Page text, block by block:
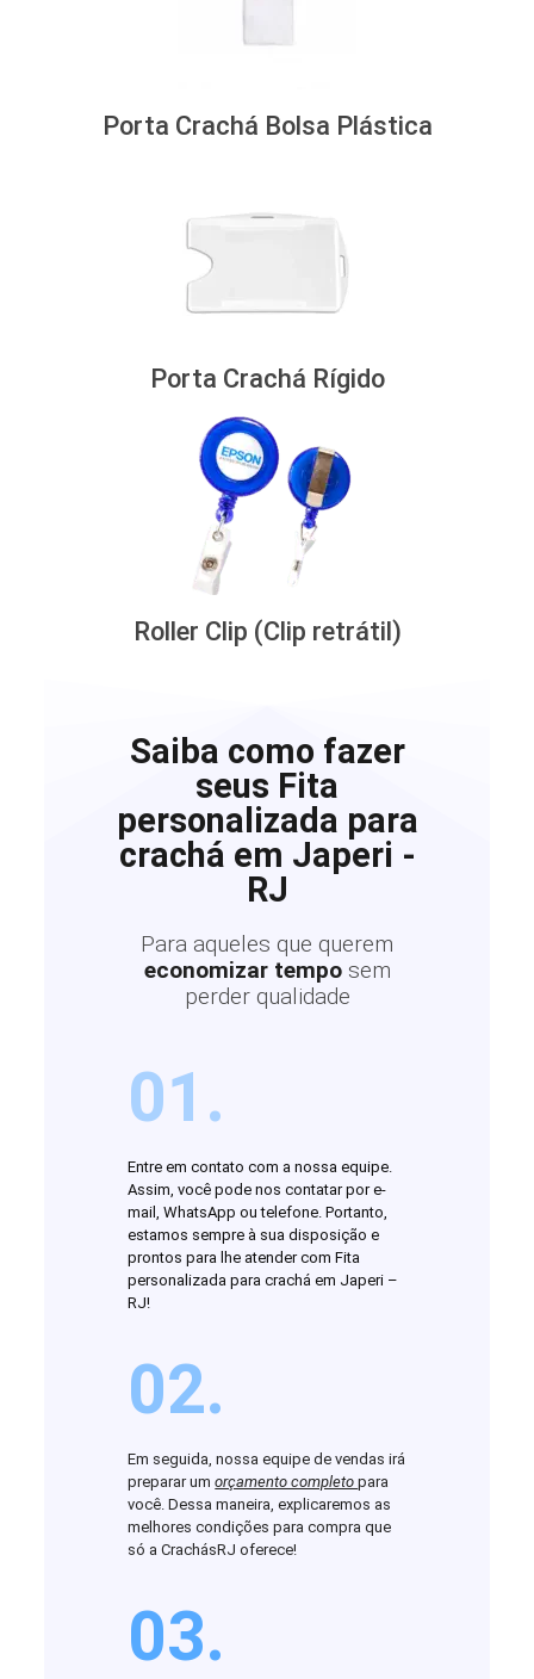
Porta Crachá Bolsa Plástica
Porta Crachá Rígido
Roller Clip (Clip retrátil)
Saiba como fazer
seus Fita
personalizada para
crachá em Japeri -
RJ
Para aqueles que querem
economizar tempo sem
perder qualidade
01.
Entre em contato com a nossa equipe.
Assim, você pode nos contatar por e-
mail, WhatsApp ou telefone. Portanto,
estamos sempre à sua disposição e
prontos para lhe atender com Fita
personalizada para crachá em Japeri –
RJ!
02.
Em seguida, nossa equipe de vendas irá
preparar umorçamento completopara
você. Dessa maneira, explicaremos as
melhores condições para compra que
só a CrachásRJ oferece!
03.